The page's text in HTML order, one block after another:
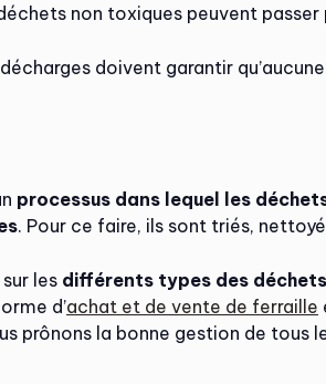
non toxiques peuvent passer
doivent garantir
processus dans lequel les
. Pour ce faire, ils sont triés,
les différents types des
d’achat et de vente de ferraille
prônons la bonne gestion de tous